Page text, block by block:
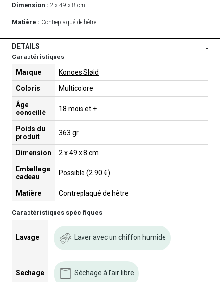
Dimension : 2 x 49 x 8 cm
Matière : Contreplaqué de hêtre
DETAILS -
Caractéristiques
Marque Konges Sløjd
Coloris Multicolore
Âge
conseillé
18 mois et +
Poids du
produit
363 gr
Dimension 2 x 49 x 8 cm
Emballage
cadeau
Possible (2.90 €)
Matière Contreplaqué de hêtre
Caractéristiques spécifiques
Lavage Laver avec un chiffon humide
Sechage Séchage à l'air libre